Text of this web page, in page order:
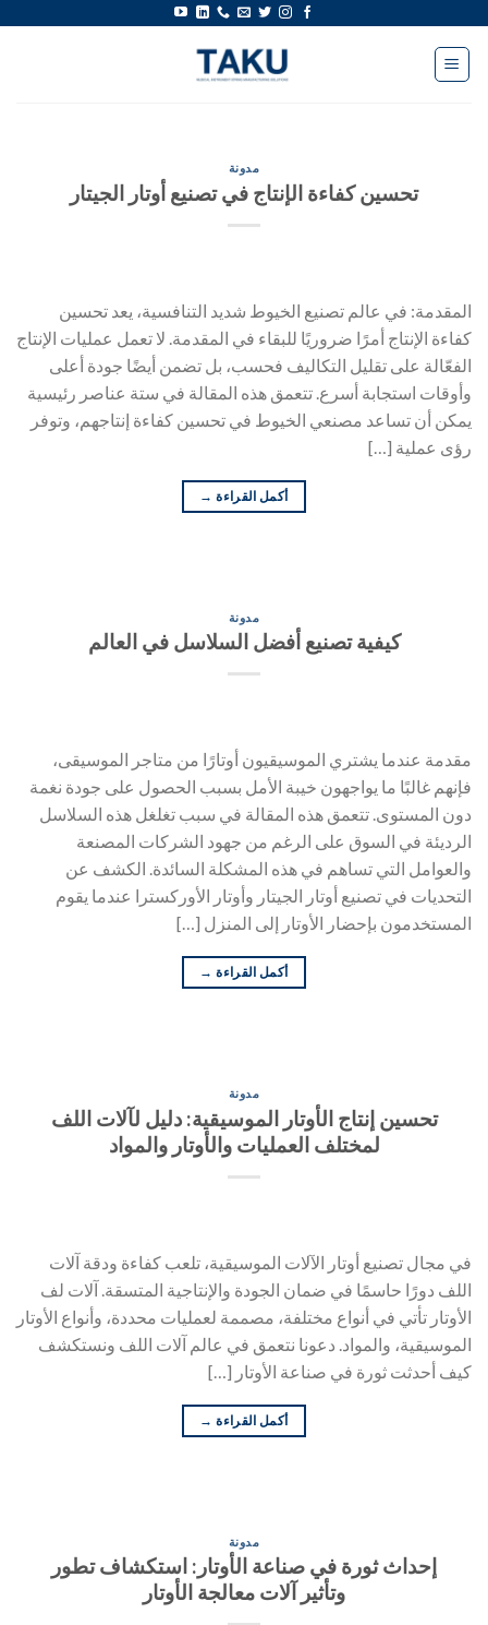
المحتوى
مدونة
تحسين كفاءة الإنتاج في تصنيع أوتار الجيتار
المقدمة: في عالم تصنيع الخيوط شديد التنافسية، يعد تحسين
كفاءة الإنتاج أمرًا ضروريًا للبقاء في المقدمة. لا تعمل عمليات الإنتاج
الفعّالة على تقليل التكاليف فحسب، بل تضمن أيضًا جودة أعلى
وأوقات استجابة أسرع. تتعمق هذه المقالة في ستة عناصر رئيسية
يمكن أن تساعد مصنعي الخيوط في تحسين كفاءة إنتاجهم، وتوفر
رؤى عملية […]
أكمل القراءة →
مدونة
كيفية تصنيع أفضل السلاسل في العالم
مقدمة عندما يشتري الموسيقيون أوتارًا من متاجر الموسيقى،
فإنهم غالبًا ما يواجهون خيبة الأمل بسبب الحصول على جودة نغمة
دون المستوى. تتعمق هذه المقالة في سبب تغلغل هذه السلاسل
الرديئة في السوق على الرغم من جهود الشركات المصنعة
والعوامل التي تساهم في هذه المشكلة السائدة. الكشف عن
التحديات في تصنيع أوتار الجيتار وأوتار الأوركسترا عندما يقوم
المستخدمون بإحضار الأوتار إلى المنزل […]
أكمل القراءة →
مدونة
تحسين إنتاج الأوتار الموسيقية: دليل لآلات اللف
لمختلف العمليات والأوتار والمواد
في مجال تصنيع أوتار الآلات الموسيقية، تلعب كفاءة ودقة آلات
اللف دورًا حاسمًا في ضمان الجودة والإنتاجية المتسقة. آلات لف
الأوتار تأتي في أنواع مختلفة، مصممة لعمليات محددة، وأنواع الأوتار
الموسيقية، والمواد. دعونا نتعمق في عالم آلات اللف ونستكشف
كيف أحدثت ثورة في صناعة الأوتار […]
أكمل القراءة →
مدونة
إحداث ثورة في صناعة الأوتار: استكشاف تطور
وتأثير آلات معالجة الأوتار